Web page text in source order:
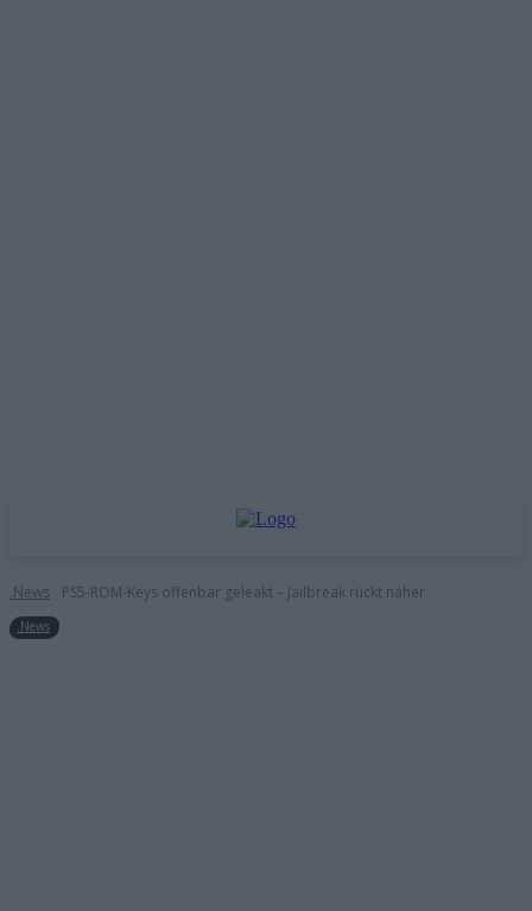
.News PS5-ROM-Keys offenbar geleakt – Jailbreak rückt näher
.News